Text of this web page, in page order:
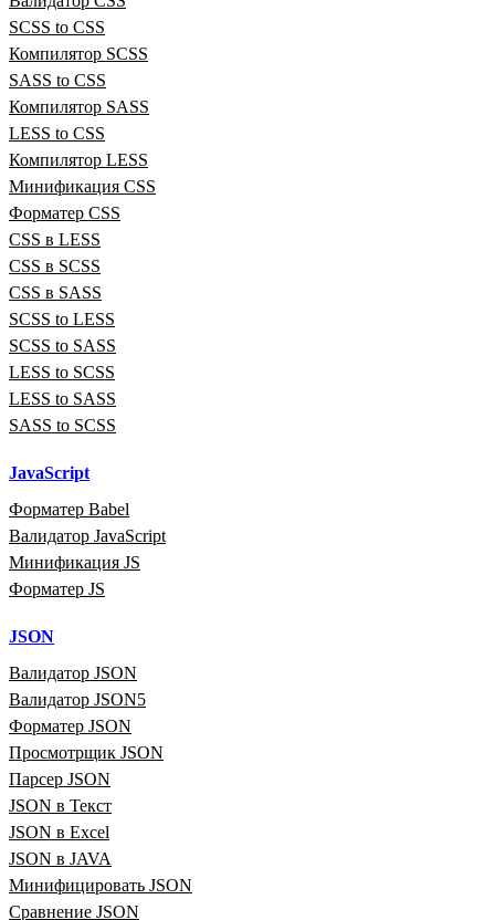
SCSS to CSS
Компилятор SCSS
SASS to CSS
Компилятор SASS
LESS to CSS
Компилятор LESS
Минификация CSS
Форматер CSS
CSS в LESS
CSS в SCSS
CSS в SASS
SCSS to LESS
SCSS to SASS
LESS to SCSS
LESS to SASS
SASS to SCSS
JavaScript
Форматер Babel
Валидатор JavaScript
Минификация JS
Форматер JS
JSON
Валидатор JSON
Валидатор JSON5
Форматер JSON
Просмотрщик JSON
Парсер JSON
JSON в Текст
JSON в Excel
JSON в JAVA
Минифицировать JSON
Сравнение JSON